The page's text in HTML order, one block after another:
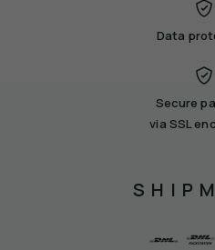
Data
Secure
via SSL